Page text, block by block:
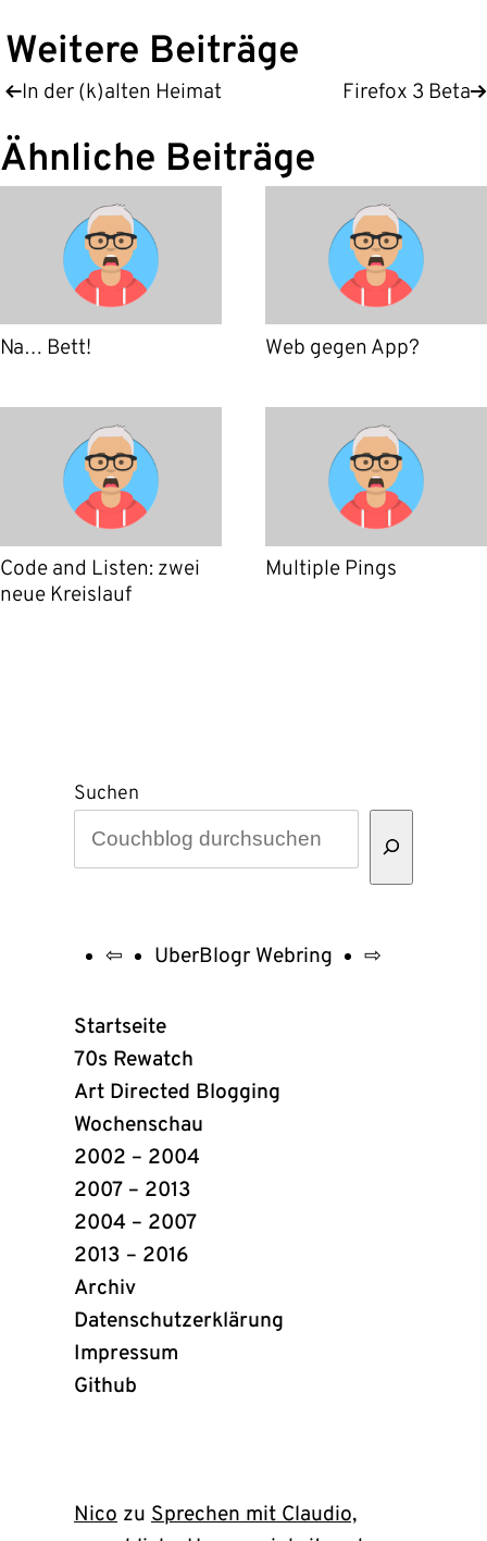
Weitere Beiträge
In der (k)alten Heimat Firefox 3 Beta
Ähnliche Beiträge
Na… Bett! Web gegen App?
Code and Listen: zwei
neue Kreislauf
Multiple Pings
Suchen
UberBlogr
Webring
Links
⇦ UberBlogr Webring ⇨
Startseite
70s Rewatch
Art Directed Blogging
Wochenschau
2002 – 2004
2007 – 2013
2004 – 2007
2013 – 2016
Archiv
Datenschutzerklärung
Impressum
Github
Nico zu Sprechen mit Claudio,